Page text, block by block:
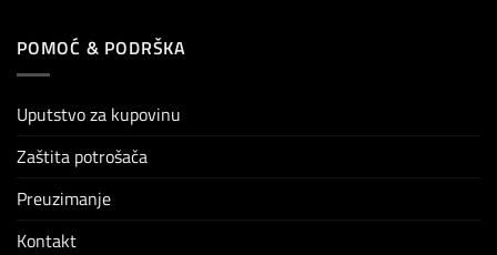
POMOĆ & PODRŠKA
Uputstvo za kupovinu
Zaštita potrošača
Preuzimanje
Kontakt